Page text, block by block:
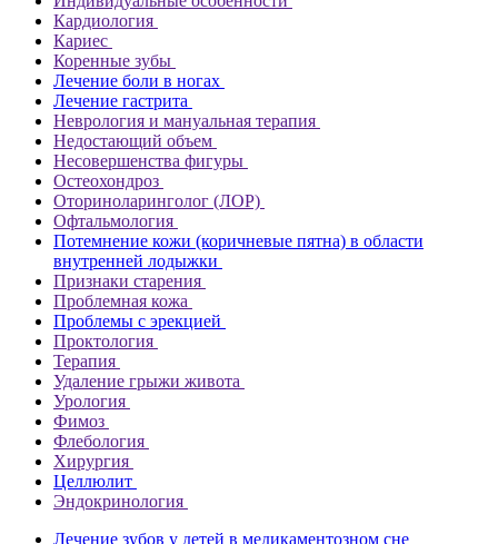
Кардиология
Кариес
Коренные зубы
Лечение боли в ногах
Лечение гастрита
Неврология и мануальная терапия
Недостающий объем
Несовершенства фигуры
Остеохондроз
Оториноларинголог (ЛОР)
Офтальмология
Потемнение кожи (коричневые пятна) в области
внутренней лодыжки
Признаки старения
Проблемная кожа
Проблемы с эрекцией
Проктология
Терапия
Удаление грыжи живота
Урология
Фимоз
Флебология
Хирургия
Целлюлит
Эндокринология
Лечение зубов у детей в медикаментозном сне